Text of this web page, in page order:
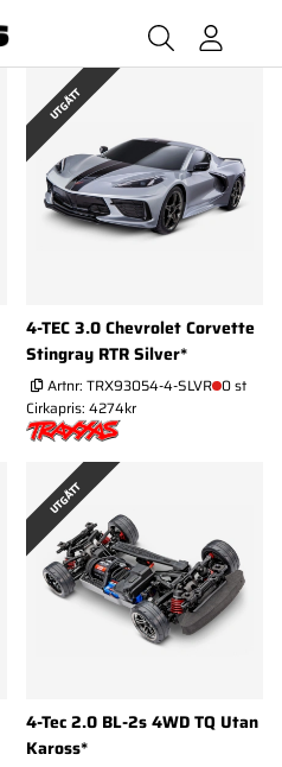
UTGÅTT
4-TEC 3.0 Chevrolet Corvette
Stingray RTR Silver*
Artnr: TRX93054-4-SLVR 0 st
Cirkapris: 4274kr
UTGÅTT
4-Tec 2.0 BL-2s 4WD TQ Utan
Kaross*